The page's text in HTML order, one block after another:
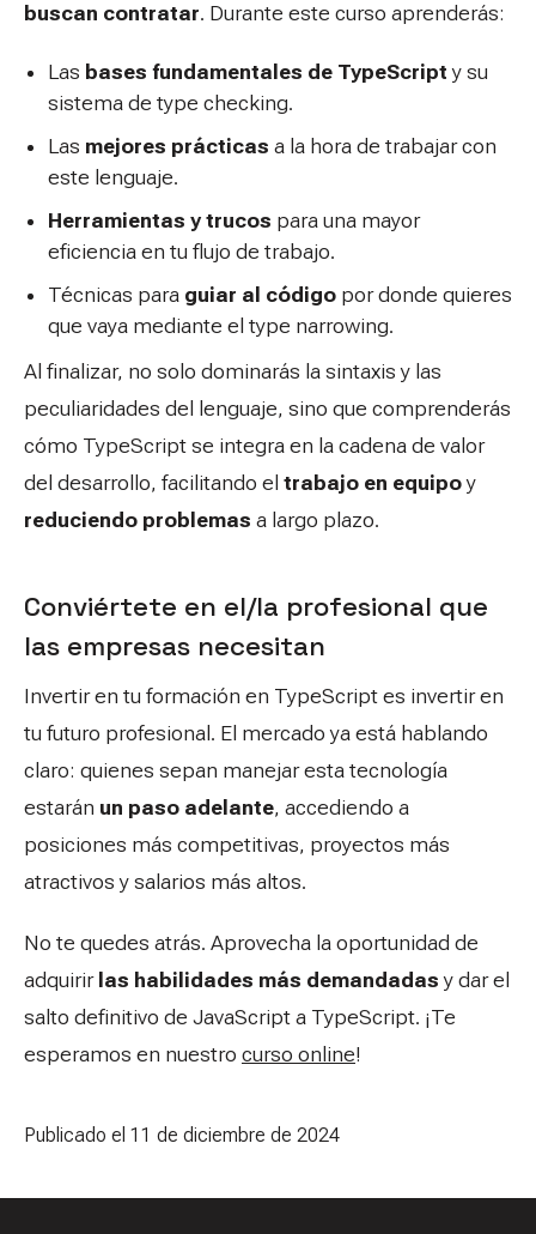
buscan contratar. Durante este curso aprenderás:
Las bases fundamentales de TypeScript y su
sistema de type checking.
Las mejores prácticas a la hora de trabajar con
este lenguaje.
Herramientas y trucos para una mayor
eficiencia en tu flujo de trabajo.
Técnicas para guiar al código por donde quieres
que vaya mediante el type narrowing.
Al finalizar, no solo dominarás la sintaxis y las
peculiaridades del lenguaje, sino que comprenderás
cómo TypeScript se integra en la cadena de valor
del desarrollo, facilitando el trabajo en equipoy
reduciendo problemas a largo plazo.
Conviértete en el/la profesional que
las empresas necesitan
Invertir en tu formación en TypeScript es invertir en
tu futuro profesional. El mercado ya está hablando
claro: quienes sepan manejar esta tecnología
estarán un paso adelante, accediendo a
posiciones más competitivas, proyectos más
atractivos y salarios más altos.
No te quedes atrás. Aprovecha la oportunidad de
adquirir las habilidades más demandadas y dar el
salto definitivo de JavaScript a TypeScript. ¡Te
esperamos en nuestro curso online!
Publicado el 11 de diciembre de 2024